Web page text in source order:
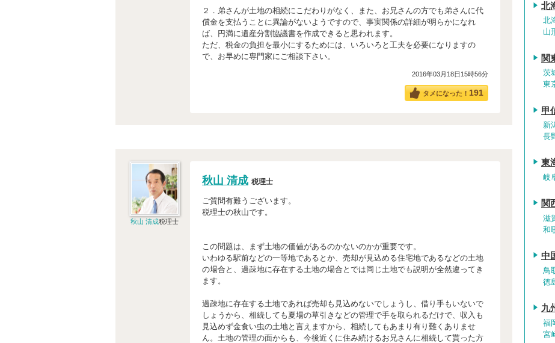
２．弟さんが土地の相続にこだわりがなく、また、お兄さんの方でも弟さんに代
償金を支払うことに異論がないようですので、事実関係の詳細が明らかになれ
ば、円満に遺産分割協議書を作成できると思われます。
ただ、税金の負担を最小にするためには、いろいろと工夫を必要になりますの
で、お早めに専門家にご相談下さい。
2016年03月18日15時56分
タメになった！ 191
秋山 清成税理士
秋山 清成 税理士
ご質問有難うございます。
税理士の秋山です。
この問題は、まず土地の価値があるのかないのかが重要です。
いわゆる駅前などの一等地であるとか、売却が見込める住宅地であるなどの土地
の場合と、過疎地に存在する土地の場合とでは同じ土地でも説明が全然違ってき
ます。
過疎地に存在する土地であれば売却も見込めないでしょうし、借り手もいないで
しょうから、相続しても夏場の草引きなどの管理で手を取られるだけで、収入も
見込めず金食い虫の土地と言えますから、相続してもあまり有り難くありませ
ん。土地の管理の面からも、今後近くに住み続けるお兄さんに相続して貰った方
北
北
山
関
茨
東
甲
新
長
東
岐
関
滋
和
中
鳥
徳
九
福
宮